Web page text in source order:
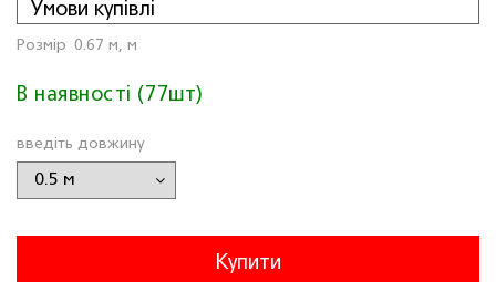
Умови купівлі
Розмiр 0.67 м, м
В наявності (77шт)
введіть довжину
Купити